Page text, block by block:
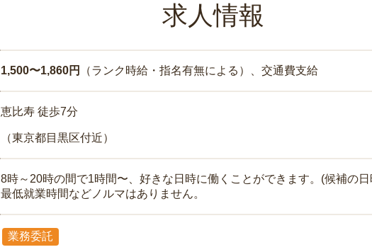
求人情報
1,500〜1,860円 （ランク時給・指名有無による）、交通費支給
恵比寿 徒歩7分
（東京都目黒区付近）
8時～20時の間で1時間〜、好きな日時に働くことができます。(候補の
最低就業時間などノルマはありません。
業務委託